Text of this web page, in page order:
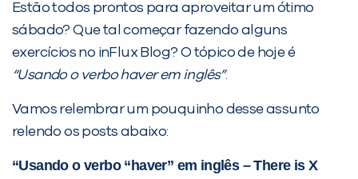
Estão todos prontos para aproveitar um ótimo
sábado? Que tal começar fazendo alguns
exercícios no inFlux Blog? O tópico de hoje é
“Usando o verbo haver em inglês”.
Vamos relembrar um pouquinho desse assunto
relendo os posts abaixo:
“Usando o verbo “haver” em inglês – There is X
PEÇA UMA DEMONSTRAÇÃO DE MÉTODO
Desculpe!
Não encontramos nenhuma unidade